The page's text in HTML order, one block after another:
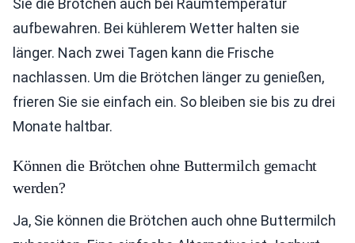
Sie die Brötchen auch bei Raumtemperatur
aufbewahren. Bei kühlerem Wetter halten sie
länger. Nach zwei Tagen kann die Frische
nachlassen. Um die Brötchen länger zu genießen,
frieren Sie sie einfach ein. So bleiben sie bis zu drei
Monate haltbar.
Können die Brötchen ohne Buttermilch gemacht
werden?
Ja, Sie können die Brötchen auch ohne Buttermilch